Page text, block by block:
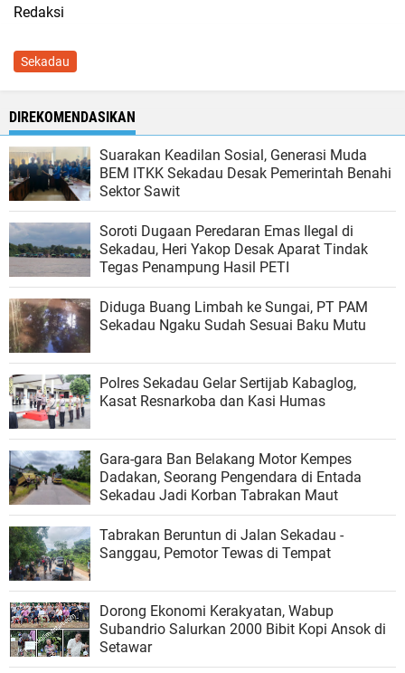
Redaksi
Sekadau
DIREKOMENDASIKAN
Suarakan Keadilan Sosial, Generasi Muda
BEM ITKK Sekadau Desak Pemerintah Benahi
Sektor Sawit
Soroti Dugaan Peredaran Emas Ilegal di
Sekadau, Heri Yakop Desak Aparat Tindak
Tegas Penampung Hasil PETI
Diduga Buang Limbah ke Sungai, PT PAM
Sekadau Ngaku Sudah Sesuai Baku Mutu
Polres Sekadau Gelar Sertijab Kabaglog,
Kasat Resnarkoba dan Kasi Humas
Gara-gara Ban Belakang Motor Kempes
Dadakan, Seorang Pengendara di Entada
Sekadau Jadi Korban Tabrakan Maut
Tabrakan Beruntun di Jalan Sekadau -
Sanggau, Pemotor Tewas di Tempat
Dorong Ekonomi Kerakyatan, Wabup
Subandrio Salurkan 2000 Bibit Kopi Ansok di
Setawar